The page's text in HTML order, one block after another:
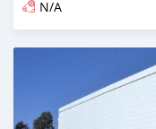
N/A
Publié il y a plus de 2 ans